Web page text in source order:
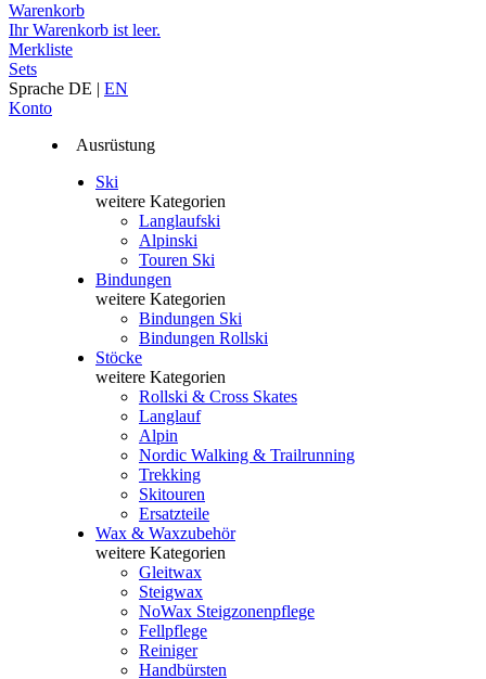
Warenkorb
Ihr Warenkorb ist leer.
Merkliste
Sets
Sprache DE | EN
Konto
Ausrüstung
Ski
weitere Kategorien
Langlaufski
Alpinski
Touren Ski
Bindungen
weitere Kategorien
Bindungen Ski
Bindungen Rollski
Stöcke
weitere Kategorien
Rollski & Cross Skates
Langlauf
Alpin
Nordic Walking & Trailrunning
Trekking
Skitouren
Ersatzteile
Wax & Waxzubehör
weitere Kategorien
Gleitwax
Steigwax
NoWax Steigzonenpflege
Fellpflege
Reiniger
Handbürsten